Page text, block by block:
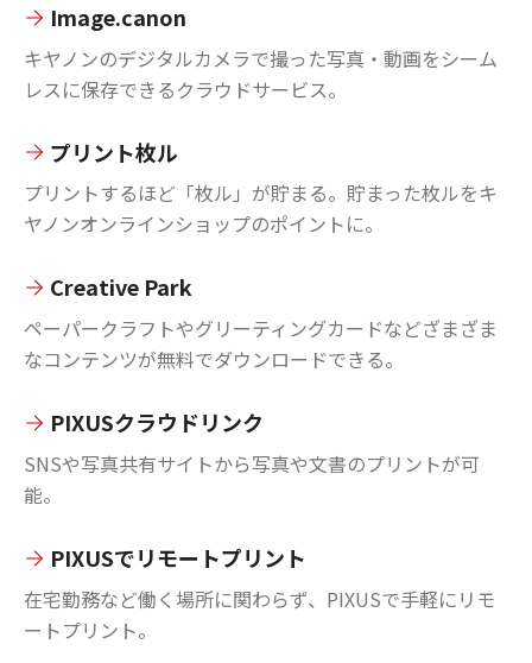
Image.canon
キヤノンのデジタルカメラで撮った写真・動画をシーム
レスに保存できるクラウドサービス。
プリント枚ル
プリントするほど「枚ル」が貯まる。貯まった枚ルをキ
ヤノンオンラインショップのポイントに。
Creative Park
ペーパークラフトやグリーティングカードなどざまざま
なコンテンツが無料でダウンロードできる。
PIXUSクラウドリンク
SNSや写真共有サイトから写真や文書のプリントが可
能。
PIXUSでリモートプリント
在宅勤務など働く場所に関わらず、PIXUSで手軽にリモ
ートプリント。